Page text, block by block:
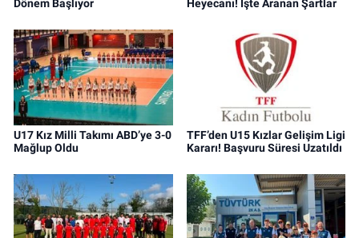
Dönem Başlıyor
Heyecanı! İşte Aranan Şartlar
U17 Kız Milli Takımı ABD’ye 3-0
Mağlup Oldu
TFF’den U15 Kızlar Gelişim Ligi
Kararı! Başvuru Süresi Uzatıldı